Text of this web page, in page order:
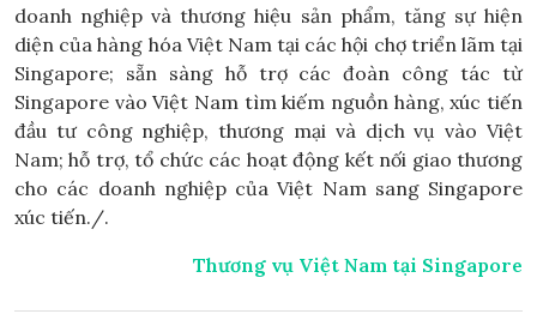
doanh nghiệp và thương hiệu sản phẩm, tăng sự hiện
diện của hàng hóa Việt Nam tại các hội chợ triển lãm tại
Singapore; sẵn sàng hỗ trợ các đoàn công tác từ
Singapore vào Việt Nam tìm kiếm nguồn hàng, xúc tiến
đầu tư công nghiệp, thương mại và dịch vụ vào Việt
Nam; hỗ trợ, tổ chức các hoạt động kết nối giao thương
cho các doanh nghiệp của Việt Nam sang Singapore
xúc tiến./.
Thương vụ Việt Nam tại Singapore